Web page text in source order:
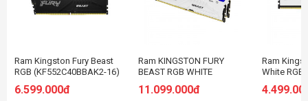
Ram Kingston Fury Beast
RGB (KF552C40BBAK2-16)
5200MHz
6.599.000đ
Ram KINGSTON FURY
BEAST RGB WHITE
32GB (2X16GB) DDR5
11.099.000đ
Ram
White RGB
16GB